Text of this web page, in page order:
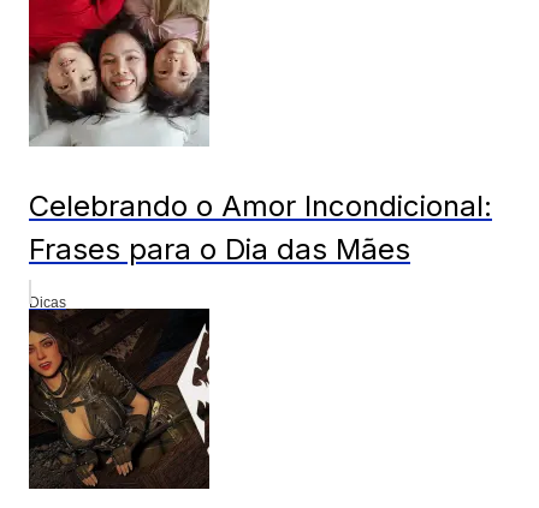
Celebrando o Amor Incondicional:
Frases para o Dia das Mães
Dicas